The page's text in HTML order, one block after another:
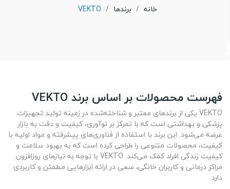
خانه برندها VEKTO
فهرست محصولات بر اساس برند VEKTO
VEKTO یکی از برندهای معتبر و شناخته‌شده در زمینه تولید تجهیزات
پزشکی و بهداشتی است که با تمرکز بر نوآوری، کیفیت و دقت به بازار
عرضه می‌شود. این برند با استفاده از فناوری‌های پیشرفته و مواد اولیه با
کیفیت، محصولات متنوعی را طراحی کرده است که به بهبود سلامت و
کیفیت زندگی افراد کمک می‌کند. VEKTO با توجه به نیازهای روزافزون
مراکز درمانی و کاربران خانگی، سعی در ارائه ابزارهایی مطمئن و کاربردی
دارد.